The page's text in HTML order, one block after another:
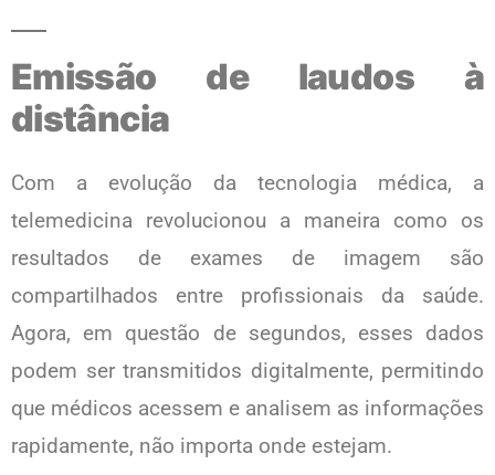
Emissão de laudos à
distância
Com a evolução da tecnologia médica, a
telemedicina revolucionou a maneira como os
resultados de exames de imagem são
compartilhados entre profissionais da saúde.
Agora, em questão de segundos, esses dados
podem ser transmitidos digitalmente, permitindo
que médicos acessem e analisem as informações
rapidamente, não importa onde estejam.